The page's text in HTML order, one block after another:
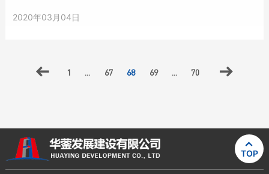
2020年03月04日
 1 ... 67 68 69 ... 70 

TOP